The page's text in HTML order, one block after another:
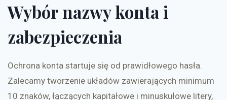
Wybór nazwy konta i
zabezpieczenia
Ochrona konta startuje się od prawidłowego hasła.
Zalecamy tworzenie układów zawierających minimum
10 znaków, łączących kapitałowe i minuskułowe litery,